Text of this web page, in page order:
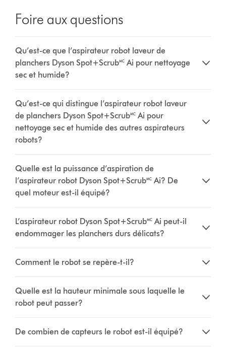
Foire aux questions
Qu’est-ce que l’aspirateur robot laveur de
planchers Dyson Spot+Scrub🅪 Ai pour nettoyage
sec et humide?
Qu’est-ce qui distingue l’aspirateur robot laveur
de planchers Dyson Spot+Scrub🅪 Ai pour
nettoyage sec et humide des autres aspirateurs
robots?
Quelle est la puissance d’aspiration de
l’aspirateur robot Dyson Spot+Scrub🅪 Ai? De
quel moteur est-il équipé?
L’aspirateur robot Dyson Spot+Scrub🅪 Ai peut-il
endommager les planchers durs délicats?
Comment le robot se repère-t-il?
Quelle est la hauteur minimale sous laquelle le
robot peut passer?
De combien de capteurs le robot est-il équipé?